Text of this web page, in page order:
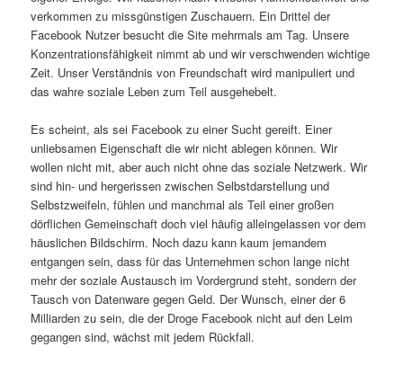
verkommen zu missgünstigen Zuschauern. Ein Drittel der
Facebook Nutzer besucht die Site mehrmals am Tag. Unsere
Konzentrationsfähigkeit nimmt ab und wir verschwenden wichtige
Zeit. Unser Verständnis von Freundschaft wird manipuliert und
das wahre soziale Leben zum Teil ausgehebelt.
Es scheint, als sei Facebook zu einer Sucht gereift. Einer
unliebsamen Eigenschaft die wir nicht ablegen können. Wir
wollen nicht mit, aber auch nicht ohne das soziale Netzwerk. Wir
sind hin- und hergerissen zwischen Selbstdarstellung und
Selbstzweifeln, fühlen und manchmal als Teil einer großen
dörflichen Gemeinschaft doch viel häufig alleingelassen vor dem
häuslichen Bildschirm. Noch dazu kann kaum jemandem
entgangen sein, dass für das Unternehmen schon lange nicht
mehr der soziale Austausch im Vordergrund steht, sondern der
Tausch von Datenware gegen Geld. Der Wunsch, einer der 6
Milliarden zu sein, die der Droge Facebook nicht auf den Leim
gegangen sind, wächst mit jedem Rückfall.